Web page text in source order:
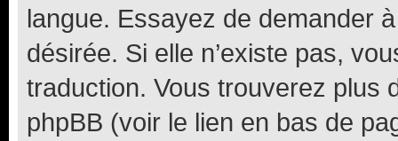
langue. Essayez de demander
désirée. Si elle n’existe pas,
traduction. Vous trouverez plus
phpBB (voir le lien en bas de